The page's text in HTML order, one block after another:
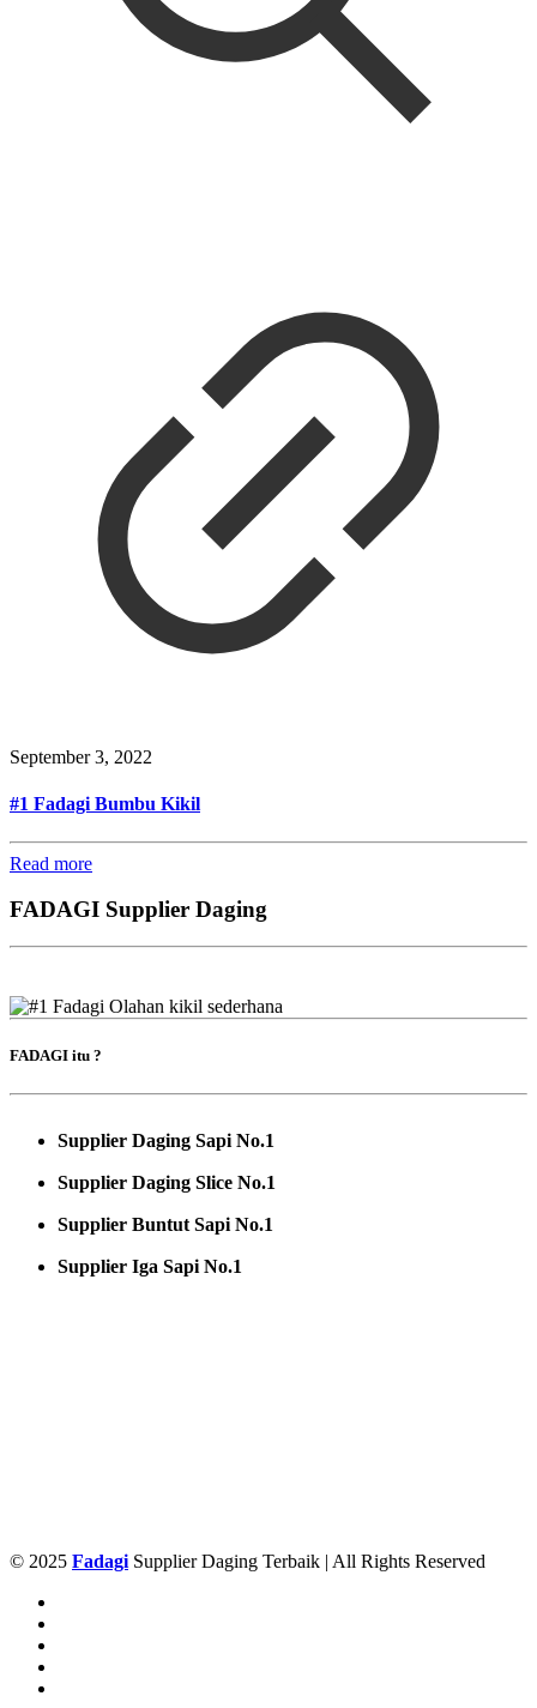
September 3, 2022
#1 Fadagi Bumbu Kikil
Read more
FADAGI Supplier Daging
FADAGI itu ?
Supplier Daging Sapi No.1
Supplier Daging Slice No.1
Supplier Buntut Sapi No.1
Supplier Iga Sapi No.1
© 2025 Fadagi Supplier Daging Terbaik | All Rights Reserved